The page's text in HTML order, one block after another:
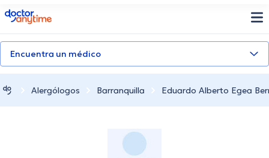
doctoranytime
Encuentra un médico
Alergólogos Barranquilla Eduardo Alberto Egea